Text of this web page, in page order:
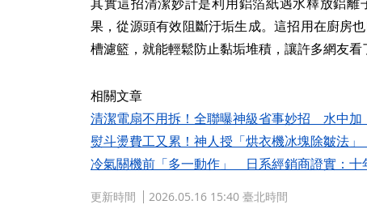
果，從源頭有效阻斷汙垢生成。這招用在廚房
槽濾籃，就能輕鬆防止黏垢堆積，讓許多網友看
相關文章
清潔電扇不用拆！全聯曝神級省事妙招 水中加
熨斗燙費工又累！神人授「烘衣機冰塊除皺法
冷氣關機前「多一動作」 日系經銷商證實：十
更新時間 2026.05.16 15:40 臺北時間